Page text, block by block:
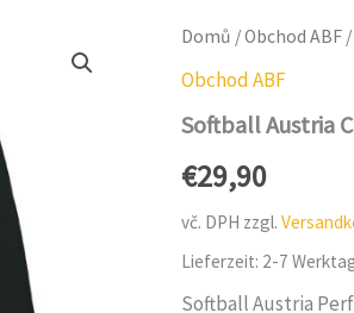
Domů /Obchod ABF
Obchod ABF
Softball Austria
€29,90
vč. DPH zzgl.
Lieferzeit: 2-7
Softball Austria